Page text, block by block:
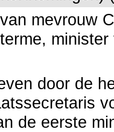
mevrouw
door de
de eerste